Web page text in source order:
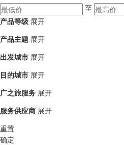
至
产品等级 展开
产品主题 展开
出发城市 展开
目的城市 展开
广之旅服务 展开
服务供应商 展开
重置
确定